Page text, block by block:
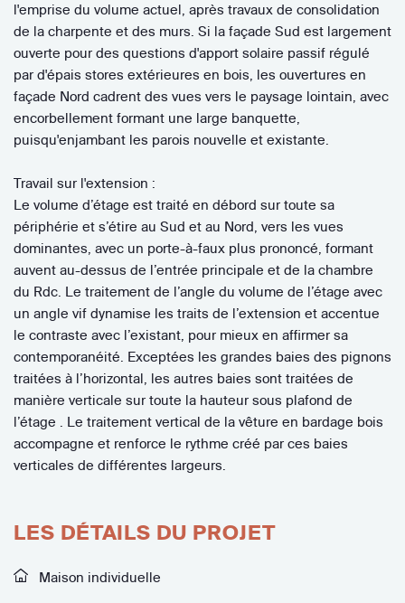
l'emprise du volume actuel, après travaux de consolidation
de la charpente et des murs. Si la façade Sud est largement
ouverte pour des questions d'apport solaire passif régulé
par d'épais stores extérieures en bois, les ouvertures en
façade Nord cadrent des vues vers le paysage lointain, avec
encorbellement formant une large banquette,
puisqu'enjambant les parois nouvelle et existante.
Travail sur l'extension :
Le volume d’étage est traité en débord sur toute sa
périphérie et s’étire au Sud et au Nord, vers les vues
dominantes, avec un porte-à-faux plus prononcé, formant
auvent au-dessus de l’entrée principale et de la chambre
du Rdc. Le traitement de l’angle du volume de l’étage avec
un angle vif dynamise les traits de l’extension et accentue
le contraste avec l’existant, pour mieux en affirmer sa
contemporanéité. Exceptées les grandes baies des pignons
traitées à l’horizontal, les autres baies sont traitées de
manière verticale sur toute la hauteur sous plafond de
l’étage . Le traitement vertical de la vêture en bardage bois
accompagne et renforce le rythme créé par ces baies
verticales de différentes largeurs.
LES DÉTAILS DU PROJET
Maison individuelle